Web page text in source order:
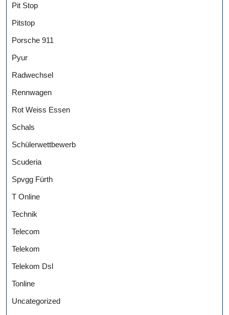
Pit Stop
Pitstop
Porsche 911
Pyur
Radwechsel
Rennwagen
Rot Weiss Essen
Schals
Schülerwettbewerb
Scuderia
Spvgg Fürth
T Online
Technik
Telecom
Telekom
Telekom Dsl
Tonline
Uncategorized